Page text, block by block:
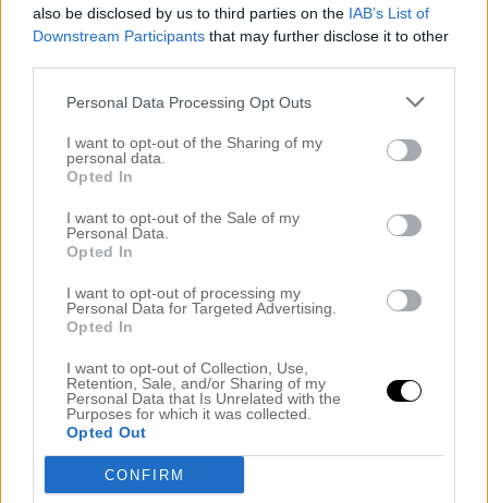
also be disclosed by us to third parties on the IAB’s List of
Downstream Participants that may further disclose it to other
Personal Data Processing Opt Outs
I want to opt-out of the Sharing of my
personal data.
Opted In
I want to opt-out of the Sale of my
Personal Data.
Opted In
I want to opt-out of processing my
Personal Data for Targeted Advertising.
Opted In
I want to opt-out of Collection, Use,
Retention, Sale, and/or Sharing of my
Personal Data that Is Unrelated with the
Purposes for which it was collected.
Opted Out
CONFIRM
Jag skulle egentligen jobbat hemifrån direkt efter
besöket hos Emelie menAhar en vän vars tjej
om jag kunde få bli en av hennes 30 års present och
SÅKLARTkände jag. Eftersom jag är totalt
fullbokad i månder framöver så fick jag ta henne på
en admin dag. Dock hade jag